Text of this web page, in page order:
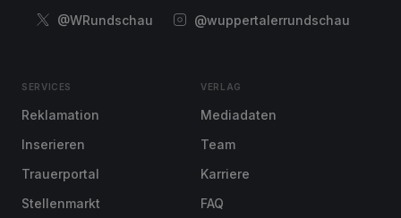
@WRundschau
@wuppertalerrundschau
SERVICES
Reklamation
Inserieren
Trauerportal
Stellenmarkt
VERLAG
Mediadaten
Team
Karriere
FAQ